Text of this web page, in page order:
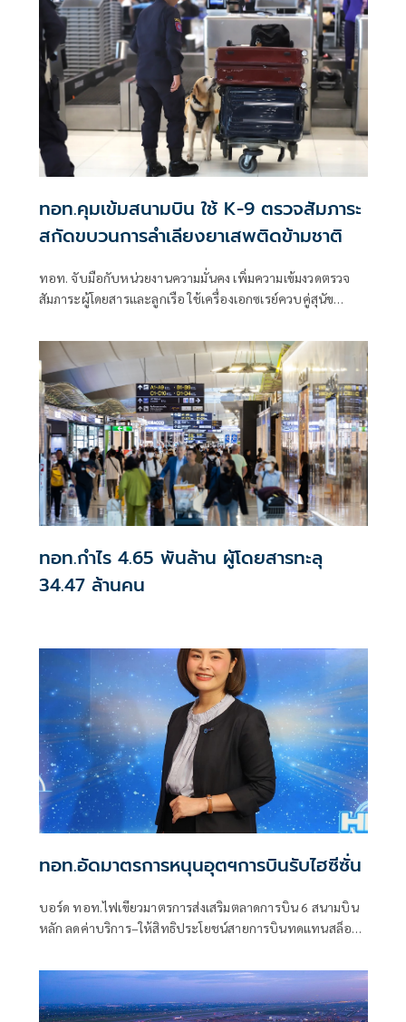
ทอท.คุมเข้มสนามบิน ใช้ K-9 ตรวจสัมภาระ
สกัดขบวนการลำเลียงยาเสพติดข้ามชาติ
ทอท. จับมือกับหน่วยงานความมั่นคง เพิ่มความเข้มงวดตรวจ
สัมภาระผู้โดยสารและลูกเรือ ใช้เครื่องเอกซเรย์ควบคู่สุนัข
ยกระดับมาตรฐานความปลอดภัยสู่ระดับสากล.
ทอท.กำไร 4.65 พันล้าน ผู้โดยสารทะลุ
34.47 ล้านคน
ทอท.อัดมาตรการหนุนอุตฯการบินรับไฮซีซั่น
บอร์ด ทอท.ไฟเขียวมาตรการส่งเสริมตลาดการบิน 6 สนามบิน
หลัก ลดค่าบริการ–ให้สิทธิประโยชน์สายการบินทดแทนสล็อต
เพิ่มผู้โดยสารช่วงไฮซีซัน พร้อมโชว์ผลงานปีงบฯ 68 รายได้–
กำไรเติบโตต่อเนื่อง